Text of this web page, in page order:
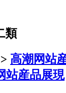
類
> 高潮网站
站産品展現